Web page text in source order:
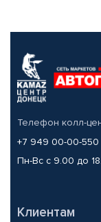
Телефон колл-
+7 949 00-00-550
Пн-Вс с 9.00 до
Клиентам